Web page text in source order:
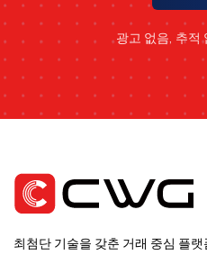
광고 없음, 추적
최첨단 기술을 갖춘 거래 중심 플